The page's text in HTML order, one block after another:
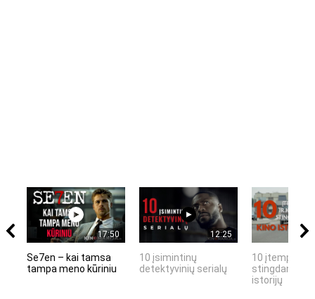
17:50
Se7en – kai tamsa
tampa meno kūriniu
12:25
10 įsimintinų
detektyvinių serialų
10 įtemptų,
stingdančių
istorijų